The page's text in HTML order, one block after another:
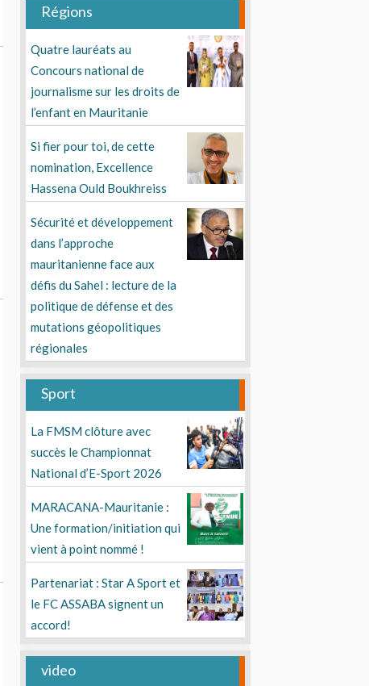
Régions
Quatre lauréats au
Concours national de
journalisme sur les droits de
l’enfant en Mauritanie
Si fier pour toi, de cette
nomination, Excellence
Hassena Ould Boukhreiss
Sécurité et développement
dans l’approche
mauritanienne face aux
défis du Sahel : lecture de la
politique de défense et des
mutations géopolitiques
régionales
Sport
La FMSM clôture avec
succès le Championnat
National d’E-Sport 2026
MARACANA-Mauritanie :
Une formation/initiation qui
vient à point nommé !
Partenariat : Star A Sport et
le FC ASSABA signent un
accord!
video